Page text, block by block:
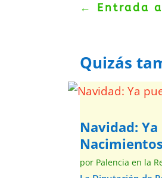
← Entrada
Quizás
Navidad:
Nacimientos
por Palencia en la